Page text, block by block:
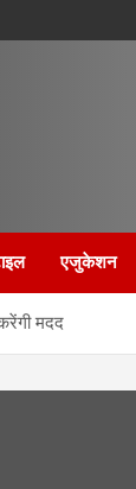
एजुकेशन
मदद